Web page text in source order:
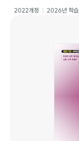
2022개정 2026년 학습